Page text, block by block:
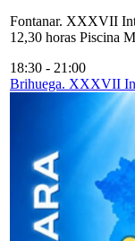
Fontanar. XXXVII
12,30 horas Piscina
18:30 - 21:00
Brihuega. XXXVII